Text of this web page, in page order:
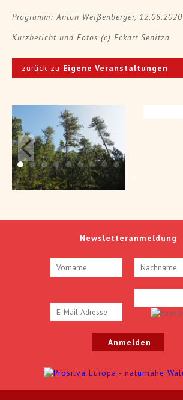
Programm: Anton Weißenberger, 12.08.2020
Kurzbericht und Fotos (c) Eckart Senitza
zurück zu Eigene Veranstaltungen
Newsletteranmeldung